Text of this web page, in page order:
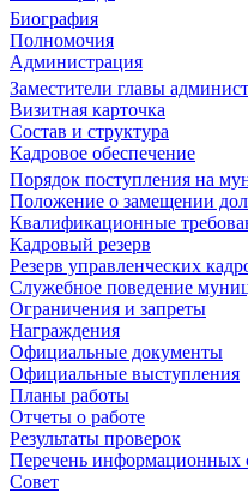
Биография
Полномочия
Администрация
Заместители главы
Визитная карточка
Состав и структура
Кадровое обеспечение
Порядок поступления на
Положение о замещении
Квалификационные
Кадровый резерв
Резерв управленческих
Служебное поведение
Ограничения и запреты
Награждения
Официальные документы
Официальные выступления
Планы работы
Отчеты о работе
Результаты проверок
Перечень информационных
Совет